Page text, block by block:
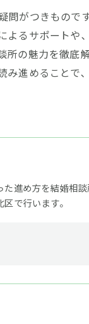
がつきもので
るサポートや
の魅力を徹底
進めることで
進め方を結婚相
で行います。